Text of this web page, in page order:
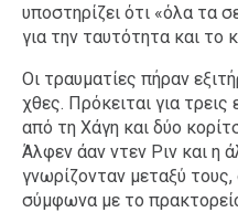
υποστηρίζει ότι «όλα τα
για την ταυτότητα και το
Οι τραυματίες πήραν
χθες. Πρόκειται για
από τη Χάγη και δύο
Άλφεν άαν ντεν Ριν και η
γνωρίζονταν μεταξύ
σύμφωνα με το